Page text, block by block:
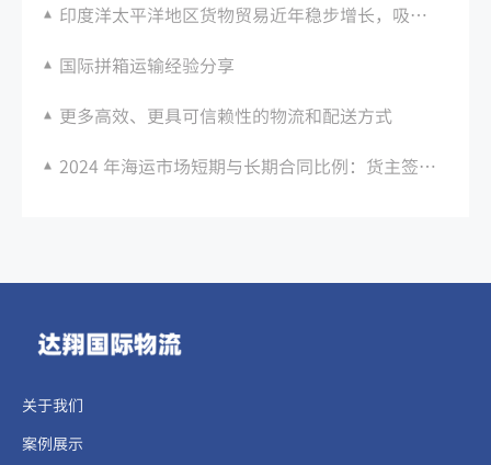
印度洋太平洋地区货物贸易近年稳步增长，吸引更多海运公司进入市场
国际拼箱运输经验分享
更多高效、更具可信赖性的物流和配送方式
2024 年海运市场短期与长期合同比例：货主签约偏好
关于我们
案例展示